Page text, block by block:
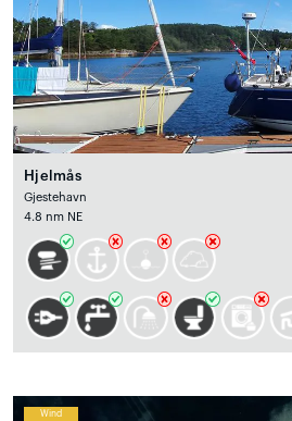
Hjelmås
Gjestehavn
4.8 nm NE
Wind